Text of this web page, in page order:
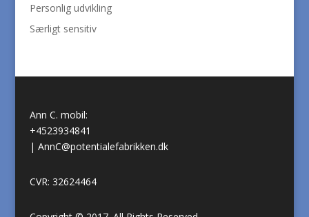
Personlig udvikling
Særligt sensitiv
Ann C. mobil:
+4523934841
| AnnC@potentialefabrikken.dk
CVR: 32624464